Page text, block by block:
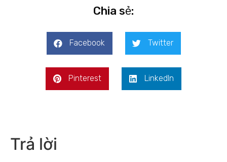
Chia sẻ:
Facebook Twitter
Pinterest LinkedIn
Trả lời